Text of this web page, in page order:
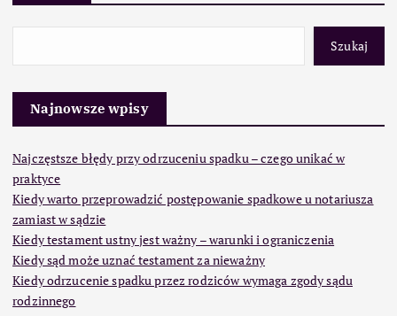
Szukaj
Najnowsze wpisy
Najczęstsze błędy przy odrzuceniu spadku – czego unikać w
praktyce
Kiedy warto przeprowadzić postępowanie spadkowe u notariusza
zamiast w sądzie
Kiedy testament ustny jest ważny – warunki i ograniczenia
Kiedy sąd może uznać testament za nieważny
Kiedy odrzucenie spadku przez rodziców wymaga zgody sądu
rodzinnego